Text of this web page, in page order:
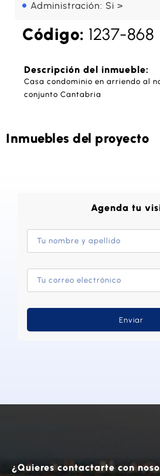
Administración: Si >
Código: 1237-868
Descripción del inmueble:
Casa condominio en arriendo al
conjunto Cantabria
Inmuebles del proyecto
Agenda tu
Enviar
¿Quieres contactarte con